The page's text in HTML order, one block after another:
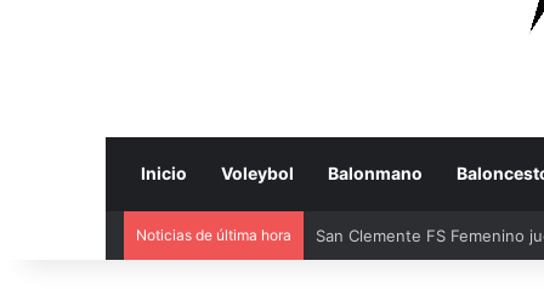
Inicio Voleybol Balonmano
Noticias de última hora San Clemente FS Femenino